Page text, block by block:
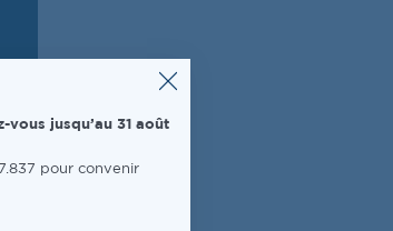
vous jusqu’au 31 août
pour convenir